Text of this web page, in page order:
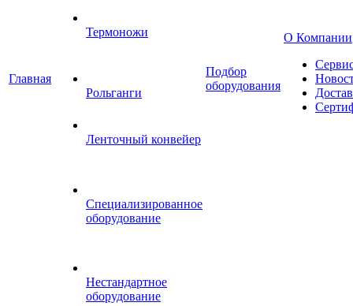
Главная
Термоножи
Рольганги
Ленточный конвейер
Специализированное
оборудование
Нестандартное
оборудование
Подбор
оборудования
О Компании